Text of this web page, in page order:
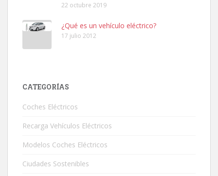
22 octubre 2019
¿Qué es un vehículo eléctrico?
17 julio 2012
CATEGORÍAS
Coches Eléctricos
Recarga Vehículos Eléctricos
Modelos Coches Eléctricos
Ciudades Sostenibles